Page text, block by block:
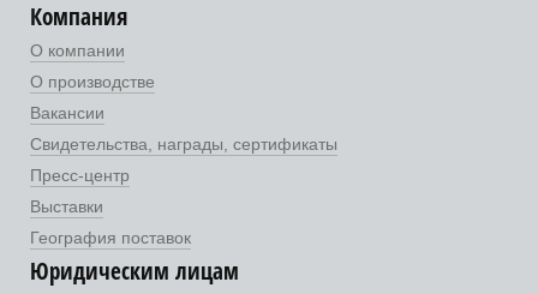
Компания
О компании
О производстве
Вакансии
Свидетельства, награды, сертификаты
Пресс-центр
Выставки
География поставок
Юридическим лицам